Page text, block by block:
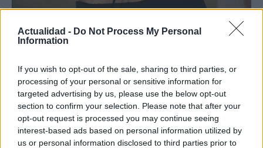
Actualidad - Do Not Process My Personal
Information
If you wish to opt-out of the sale, sharing to third parties, or
processing of your personal or sensitive information for
targeted advertising by us, please use the below opt-out
section to confirm your selection. Please note that after your
opt-out request is processed you may continue seeing
interest-based ads based on personal information utilized by
us or personal information disclosed to third parties prior to
El notable cambio físico de Isabel Díaz
En su regreso al trabajo al frente de…
GENTE